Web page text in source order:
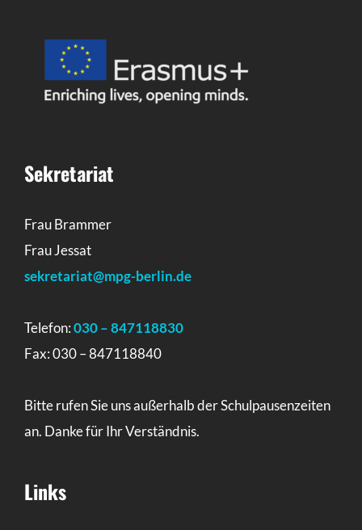
Sekretariat
Frau Brammer
Frau Jessat
sekretariat@mpg-berlin.de
Telefon:030 – 847118830
Fax: 030 – 847118840
Bitte rufen Sie uns außerhalb der Schulpausenzeiten
an. Danke für Ihr Verständnis.
Links